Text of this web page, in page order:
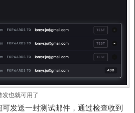
发也就可用了
可发送一封测试邮件，通过检查收到